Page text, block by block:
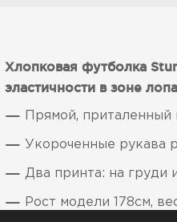
Хлопковая футболка
эластичности в зоне
Прямой, приталенный
Укороченные рукава
Два принта: на груди
Рост модели 178см,